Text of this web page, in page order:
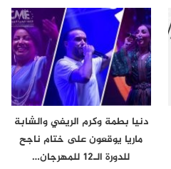
دنيا بطمة وكرم الريفي والشابة
ماريا يوقعون على ختام ناجح
للدورة الـ12 للمهرجان…